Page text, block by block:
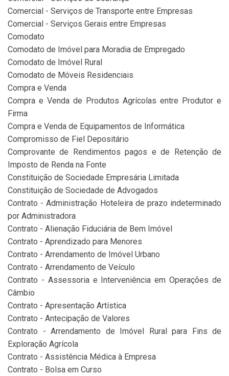
Comercial - Serviços de Transporte entre Empresas
Comercial - Serviços Gerais entre Empresas
Comodato
Comodato de Imóvel para Moradia de Empregado
Comodato de Imóvel Rural
Comodato de Móveis Residenciais
Compra e Venda
Compra e Venda de Produtos Agrícolas entre Produtor e
Firma
Compra e Venda de Equipamentos de Informática
Compromisso de Fiel Depositário
Comprovante de Rendimentos pagos e de Retenção de
Imposto de Renda na Fonte
Constituição de Sociedade Empresária Limitada
Constituição de Sociedade de Advogados
Contrato - Administração Hoteleira de prazo indeterminado
por Administradora
Contrato - Alienação Fiduciária de Bem Imóvel
Contrato - Aprendizado para Menores
Contrato - Arrendamento de Imóvel Urbano
Contrato - Arrendamento de Veículo
Contrato - Assessoria e Interveniência em Operações de
Câmbio
Contrato - Apresentação Artística
Contrato - Antecipação de Valores
Contrato - Arrendamento de Imóvel Rural para Fins de
Exploração Agrícola
Contrato - Assistência Médica à Empresa
Contrato - Bolsa em Curso